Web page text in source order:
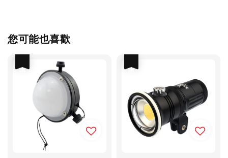
您可能也喜歡